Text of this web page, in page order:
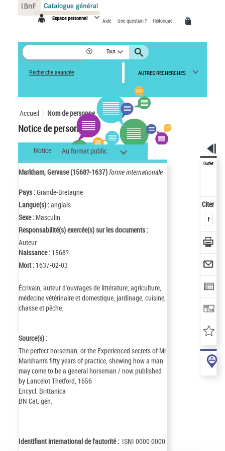
Espace personnel Aide Une question ? Historique
Tout
Recherche avancée AUTRES RECHERCHES
Accueil Nom de personne
Notice de personne
Notice Au format public
Markham, Gervase (1568?-1637)forme internationale
Pays :Grande-Bretagne
Langue(s) :anglais
Sexe : Masculin
Responsabilité(s) exercée(s) sur les documents :
Auteur
Naissance : 1568?
Mort : 1637-02-03
Écrivain, auteur d'ouvrages de littérature, agriculture,
médecine vétérinaire et domestique, jardinage, cuisine,
chasse et pêche.
Source(s) :
The perfect horseman, or the Experienced secrets of Mr
Markham's fifty years of practice, shewing how a man
may come to be a general horseman / now published
by Lancelot Thetford, 1656
Encycl. Brittanica
BN Cat. gén.
Identifiant international de l'autorité : ISNI 0000 0000
Outils
Citer
Panneau de gestion des cookies